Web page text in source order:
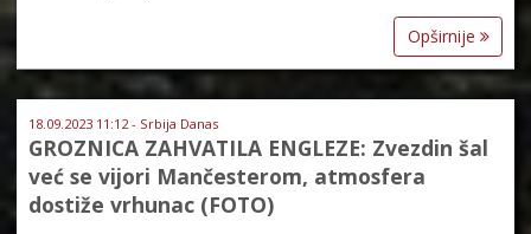
Opširnije
18.09.2023 11:12 - Srbija Danas
GROZNICA ZAHVATILA ENGLEZE: Zvezdin šal
već se vijori Mančesterom, atmosfera
dostiže vrhunac (FOTO)